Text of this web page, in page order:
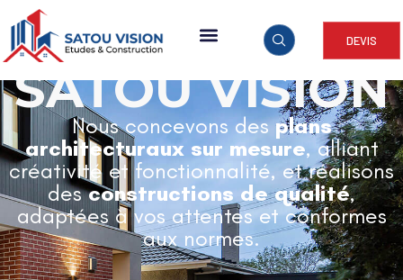
DEVIS
ARCHITECTURE & CONSTRUCTION
SATOU VISION
Nous concevons desplans
architecturaux sur mesure, alliant
créativité et fonctionnalité, et réalisons
desconstructions de qualité,
adaptées à vos attentes et conformes
aux normes.